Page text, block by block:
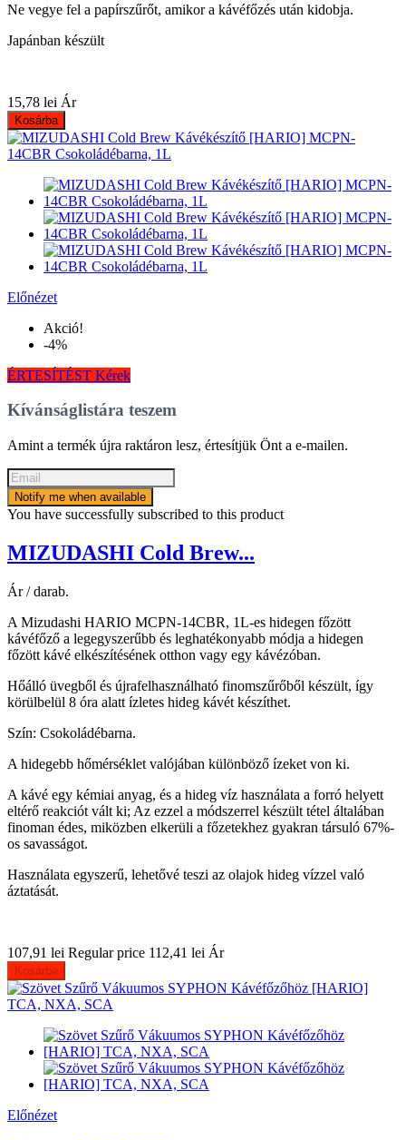
Ne vegye fel a papírszűrőt, amikor a kávéfőzés után kidobja.
Japánban készült
15,78 lei Ár
Kosárba
Előnézet
Akció!
-4%
ÉRTESÍTÉST Kérek
Kívánságlistára teszem
Amint a termék újra raktáron lesz, értesítjük Önt a e-mailen.
Notify me when available
You have successfully subscribed to this product
MIZUDASHI Cold Brew...
Ár / darab.
A Mizudashi HARIO MCPN-14CBR, 1L-es hidegen főzött
kávéfőző a legegyszerűbb és leghatékonyabb módja a hidegen
főzött kávé elkészítésének otthon vagy egy kávézóban.
Hőálló üvegből és újrafelhasználható finomszűrőből készült, így
körülbelül 8 óra alatt ízletes hideg kávét készíthet.
Szín: Csokoládébarna.
A hidegebb hőmérséklet valójában különböző ízeket von ki.
A kávé egy kémiai anyag, és a hideg víz használata a forró helyett
eltérő reakciót vált ki; Az ezzel a módszerrel készült tétel általában
finoman édes, miközben elkerüli a főzetekhez gyakran társuló 67%-
os savasságot.
Használata egyszerű, lehetővé teszi az olajok hideg vízzel való
áztatását.
107,91 lei Regular price 112,41 lei Ár
Kosárba
Előnézet